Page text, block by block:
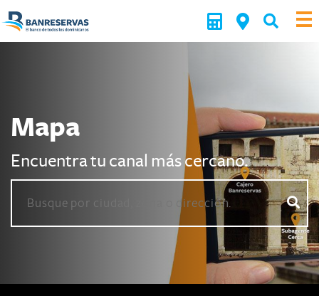
Mapa
Encuentra tu canal más cercano.